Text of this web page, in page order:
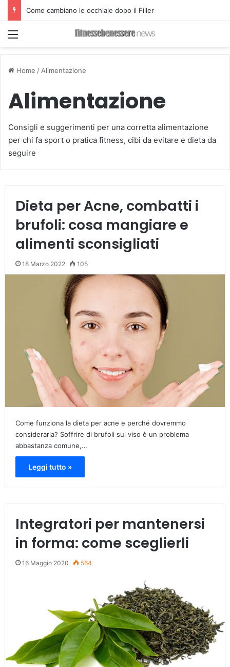
Come cambiano le occhiaie dopo il Filler
Menu
Home /Alimentazione
Alimentazione
Consigli e suggerimenti per una corretta alimentazione
per chi fa sport o pratica fitness, cibi da evitare e dieta da
seguire
Dieta per Acne, combatti i
brufoli: cosa mangiare e
alimenti sconsigliati
18 Marzo 2022 105
Come funziona la dieta per acne e perché dovremmo
considerarla? Soffrire di brufoli sul viso è un problema
abbastanza comune,…
Leggi tutto »
Integratori per mantenersi
in forma: come sceglierli
16 Maggio 2020 564